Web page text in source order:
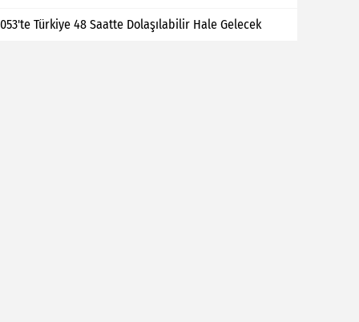
Türkiye 48 Saatte Dolaşılabilir Hale Gelecek